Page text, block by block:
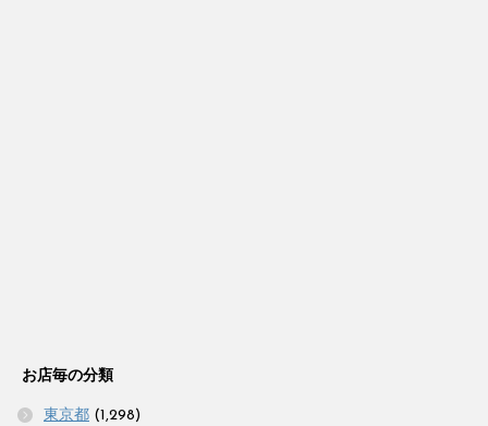
お店毎の分類
東京都 (1,298)